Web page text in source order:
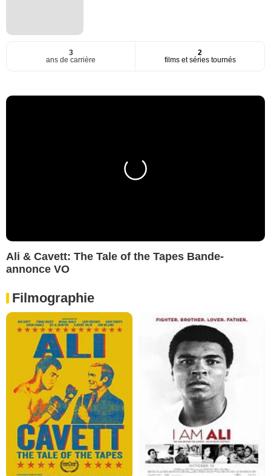
3
ans de carrière
2
films et séries tournés
Ali & Cavett: The Tale of the Tapes Bande-
annonce VO
Filmographie